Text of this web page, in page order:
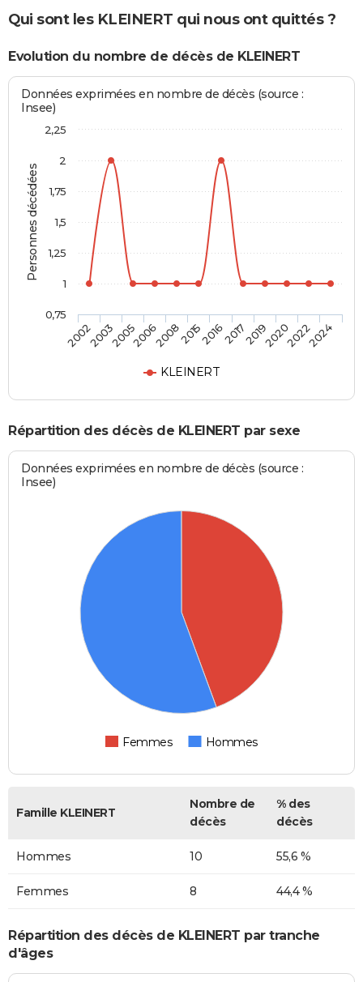
Qui sont les KLEINERT qui nous ont quittés ?
Evolution du nombre de décès de KLEINERT
Personnes décédées
Données exprimées en nombre de décès (source :
Insee)
KLEINERT
200220032005200620082015201620172019202020222024
0,75
1
1,25
1,5
1,75
2
2,25
Répartition des décès de KLEINERT par sexe
Données exprimées en nombre de décès (source :
Insee)
Femmes Hommes
Famille KLEINERT
Nombre de
décès
% des
décès
Hommes 10 55,6 %
Femmes 8 44,4 %
Répartition des décès de KLEINERT par tranche
d'âges